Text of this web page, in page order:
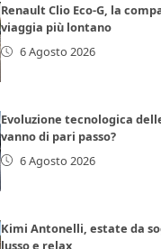
Renault Clio Eco-G, la
viaggia più lontano
6 Agosto 2026
Evoluzione tecnologica
vanno di pari passo?
6 Agosto 2026
Kimi Antonelli, estate da
lusso e relax